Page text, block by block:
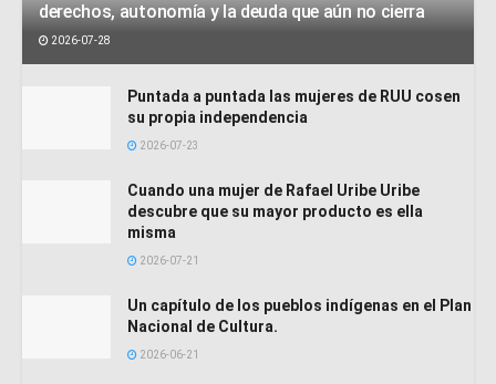
derechos, autonomía y la deuda que aún no cierra
2026-07-28
Puntada a puntada las mujeres de RUU cosen
su propia independencia
2026-07-23
Cuando una mujer de Rafael Uribe Uribe
descubre que su mayor producto es ella
misma
2026-07-21
Un capítulo de los pueblos indígenas en el Plan
Nacional de Cultura.
2026-06-21